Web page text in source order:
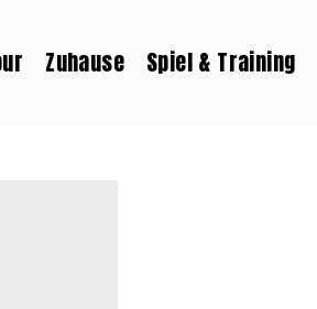
Zuhause Spiel & Training